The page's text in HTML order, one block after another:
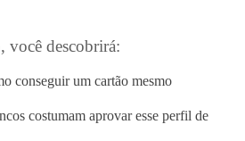
você descobrirá:
conseguir um cartão mesmo
costumam aprovar esse perfil de